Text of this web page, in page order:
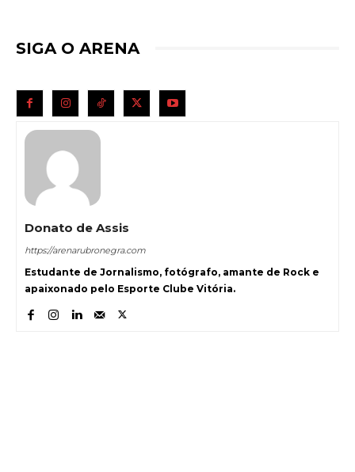
SIGA O ARENA
Donato de Assis
https://arenarubronegra.com
Estudante de Jornalismo, fotógrafo, amante de Rock e
apaixonado pelo Esporte Clube Vitória.